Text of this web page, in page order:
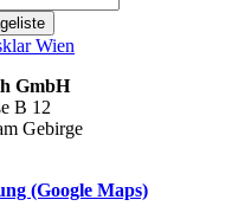
GmbH
B 12
Gebirge
(Google Maps)